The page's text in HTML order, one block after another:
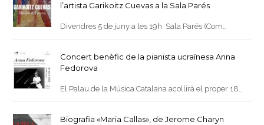
l’artista Garikoitz Cuevas a la Sala Parés
Divendres 5 de juny a les 19h Sala Parés (Com…
Concert benèfic de la pianista ucraïnesa Anna
Fedorova
El Palau de la Música Catalana acollirà el proper 18…
Biografia «Maria Callas», de Jerome Charyn